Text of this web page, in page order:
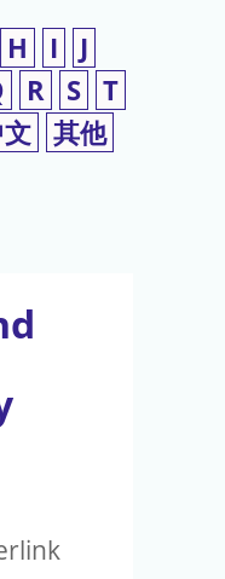
H I
J
R S T
其他